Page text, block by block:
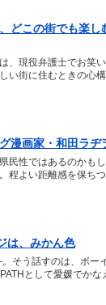
どこの街でも楽
現役弁護士でお笑
街に住むときの心
漫画家・和田ラ
性ではあるのかも
よい距離感を保ち
は、みかん色
う話すのは、ボー
として愛媛でかな